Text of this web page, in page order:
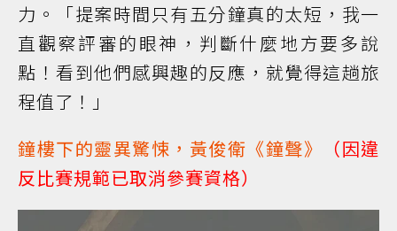
力。「提案時間只有五分鐘真的太短，我一
直觀察評審的眼神，判斷什麼地方要多說
點！看到他們感興趣的反應，就覺得這趟旅
程值了！」
鐘樓下的靈異驚悚，黃俊衛《鐘聲》
（因違
反比賽規範已取消參賽資格）